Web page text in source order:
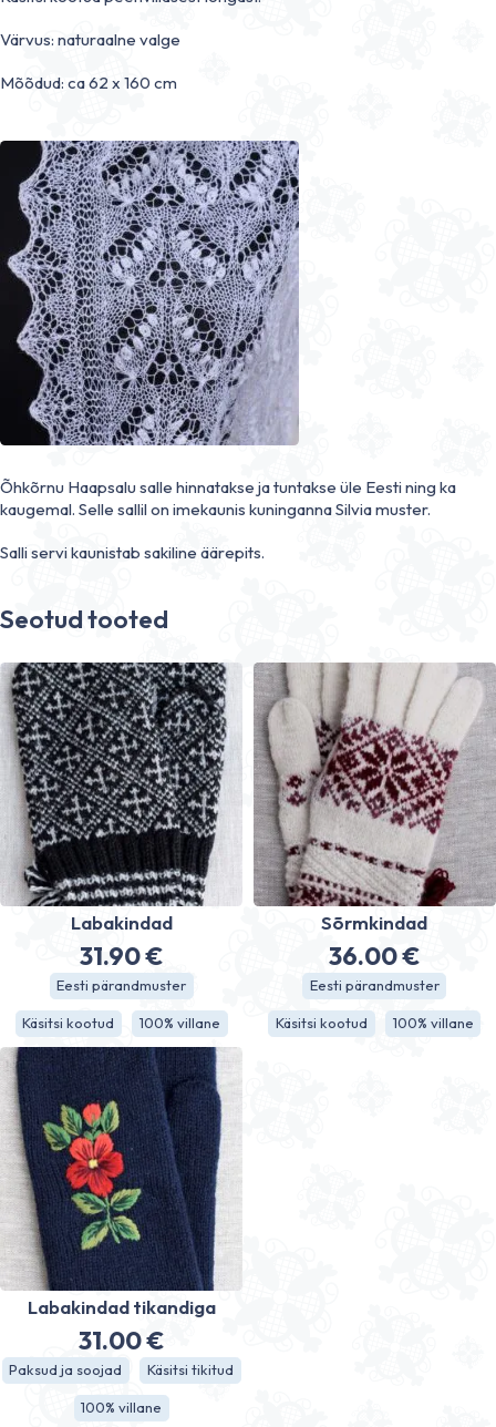
Värvus: naturaalne valge
Mõõdud: ca 62 x 160 cm
Õhkõrnu Haapsalu salle hinnatakse ja tuntakse üle Eesti ning ka
kaugemal. Selle sallil on imekaunis kuninganna Silvia muster.
Salli servi kaunistab sakiline äärepits.
Seotud tooted
Labakindad
31.90€
Eesti pärandmuster
Käsitsi kootud 100% villane
Sõrmkindad
36.00€
Eesti pärandmuster
Käsitsi kootud 100% villane
Labakindad tikandiga
31.00€
Paksud ja soojad Käsitsi tikitud
100% villane